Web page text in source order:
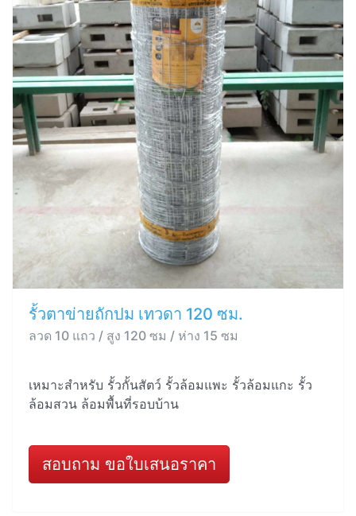
รั้วตาข่ายถักปม เทวดา 120 ซม.
ลวด 10 แถว / สูง 120 ซม / ห่าง 15 ซม
เหมาะสำหรับ รั้วกั้นสัตว์ รั้วล้อมแพะ รั้วล้อมแกะ รั้ว
ล้อมสวน ล้อมพื้นที่รอบบ้าน
สอบถาม ขอใบเสนอราคา